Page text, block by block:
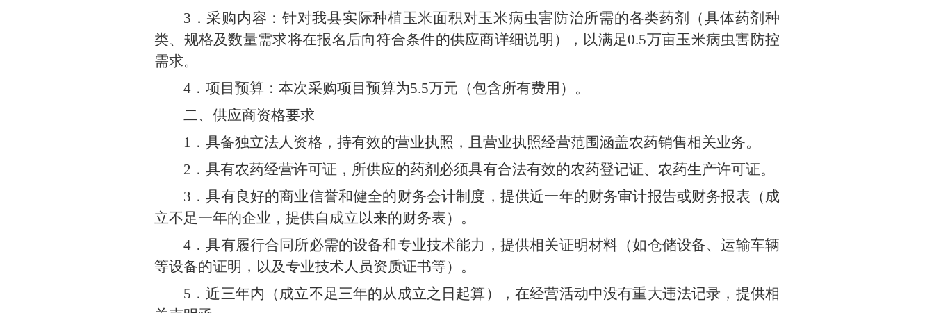
3．采购内容：针对我县实际种植玉米面积对玉米病虫害防治所需的各类药剂（具体药剂种
类、规格及数量需求将在报名后向符合条件的供应商详细说明），以满足0.5万亩玉米病虫害防控
需求。
4．项目预算：本次采购项目预算为5.5万元（包含所有费用）。
二、供应商资格要求
1．具备独立法人资格，持有效的营业执照，且营业执照经营范围涵盖农药销售相关业务。
2．具有农药经营许可证，所供应的药剂必须具有合法有效的农药登记证、农药生产许可证。
3．具有良好的商业信誉和健全的财务会计制度，提供近一年的财务审计报告或财务报表（成
立不足一年的企业，提供自成立以来的财务表）。
4．具有履行合同所必需的设备和专业技术能力，提供相关证明材料（如仓储设备、运输车辆
等设备的证明，以及专业技术人员资质证书等）。
5．近三年内（成立不足三年的从成立之日起算），在经营活动中没有重大违法记录，提供相